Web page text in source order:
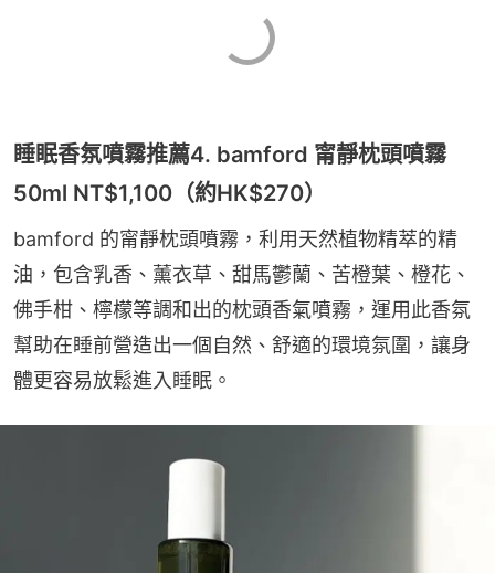
睡眠香氛噴霧推薦4. bamford 甯靜枕頭噴霧
50ml NT$1,100（約HK$270）
bamford 的甯靜枕頭噴霧，利用天然植物精萃的精
油，包含乳香、薰衣草、甜馬鬱蘭、苦橙葉、橙花、
佛手柑、檸檬等調和出的枕頭香氣噴霧，運用此香氛
幫助在睡前營造出一個自然、舒適的環境氛圍，讓身
體更容易放鬆進入睡眠。